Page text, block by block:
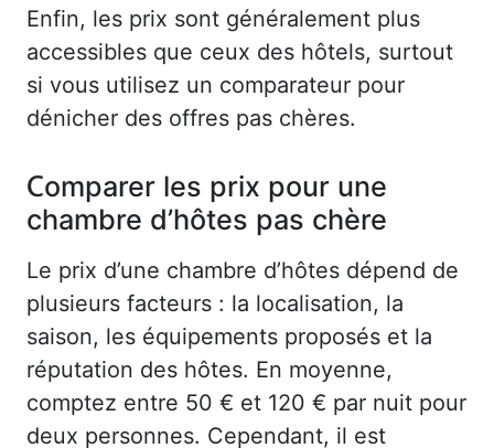
Enfin, les prix sont généralement plus
accessibles que ceux des hôtels, surtout
si vous utilisez un comparateur pour
dénicher des offres pas chères.
Comparer les prix pour une
chambre d’hôtes pas chère
Le prix d’une chambre d’hôtes dépend de
plusieurs facteurs : la localisation, la
saison, les équipements proposés et la
réputation des hôtes. En moyenne,
comptez entre 50 € et 120 € par nuit pour
deux personnes. Cependant, il est